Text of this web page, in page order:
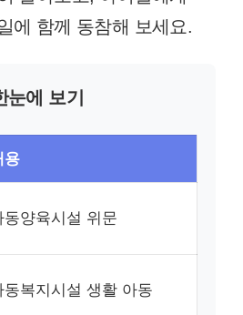
에 함께 동참해 보세요.
눈에 보기
용
동양육시설 위문
동복지시설 생활 아동